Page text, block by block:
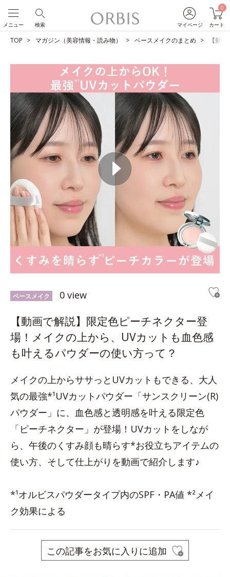
マイページ
0
カート
検索
メニュー
TOP マガジン（美容情報・読み物） ベースメイクのまとめ 【動
ベースメイク 0 view
【動画で解説】限定色ピーチネクター登
場！メイクの上から、UVカットも血色感
も叶えるパウダーの使い方って？
メイクの上からササっとUVカットもできる、大人
気の最強*¹UVカットパウダー「サンスクリーン(R)
パウダー」に、血色感と透明感を叶える限定色
「ピーチネクター」が登場！UVカットをしなが
ら、午後のくすみ顔も晴らす*お役立ちアイテムの
使い方、そして仕上がりを動画で紹介します♪
*¹オルビスパウダータイプ内のSPF・PA値 *²メイ
ク効果による
この記事をお気に入りに追加